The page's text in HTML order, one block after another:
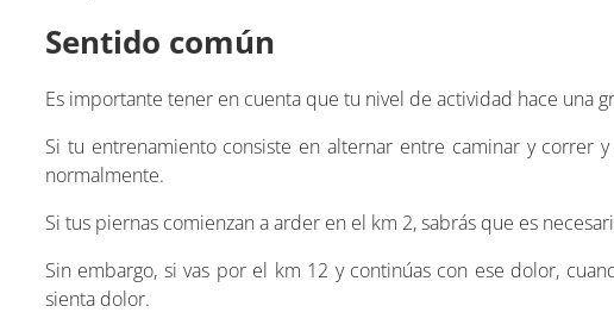
Sentido común
Es importante tener en cuenta que tu nivel de actividad hace una
Si tu entrenamiento consiste en alternar entre caminar y correr
normalmente.
Si tus piernas comienzan a arder en el km 2, sabrás que es
Sin embargo, si vas por el km 12 y continúas con ese dolor,
sienta dolor.